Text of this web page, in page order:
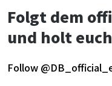
Folgt dem
und holt
Follow